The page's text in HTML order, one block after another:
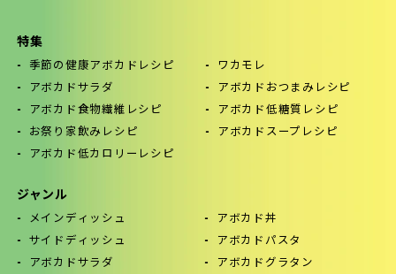
特集
季節の健康アボカドレシピ ワカモレ
アボカドサラダ アボカドおつまみレシピ
アボカド食物繊維レシピ アボカド低糖質レシピ
お祭り家飲みレシピ アボカドスープレシピ
アボカド低カロリーレシピ
ジャンル
メインディッシュ
サイドディッシュ
アボカドサラダ
アボカド丼
アボカドパスタ
アボカドグラタン